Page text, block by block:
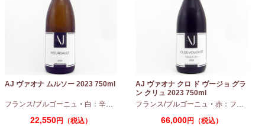
AJ ヴァオナ ムルソー 2023 750ml
フランス/ブルゴーニュ ・ 白：辛口 シャルドネ
22,550円（税込）
AJ ヴァオナ クロ ド ヴージョ グラ
ン クリュ 2023 750ml
フランス/ブルゴーニュ ・ 赤：フルボディ
66,000円（税込）